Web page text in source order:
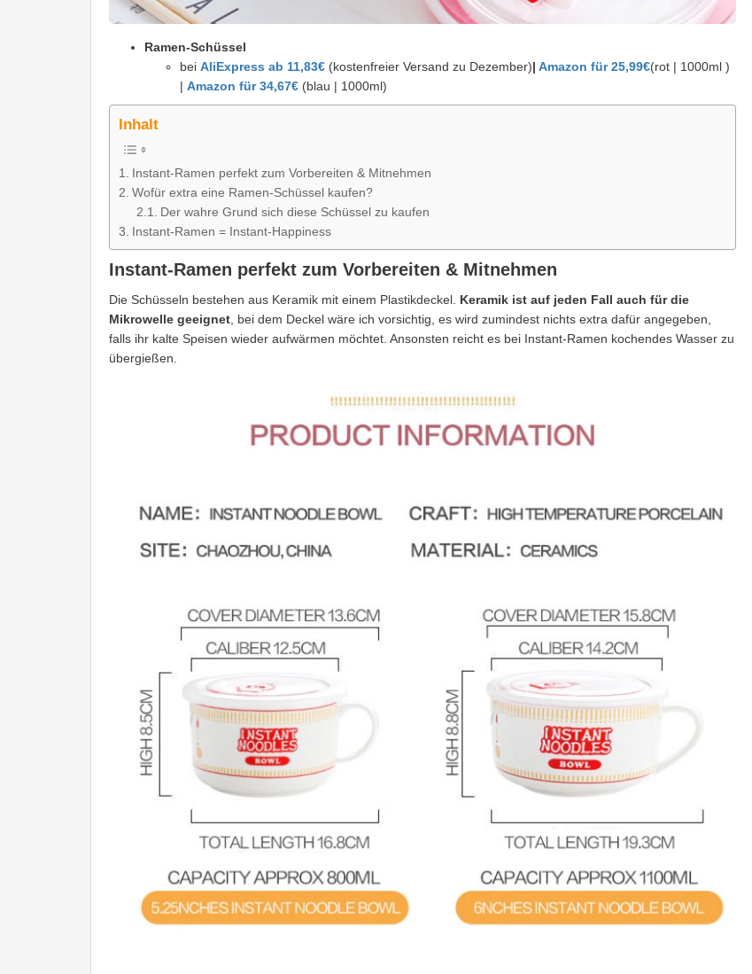
Ramen-Schüssel
bei AliExpress ab 11,83€ (kostenfreier Versand zu Dezember)| Amazon für 25,99€(rot | 1000ml )
| Amazon für 34,67€ (blau | 1000ml)
Inhalt
Instant-Ramen perfekt zum Vorbereiten & Mitnehmen
Wofür extra eine Ramen-Schüssel kaufen?
Der wahre Grund sich diese Schüssel zu kaufen
Instant-Ramen = Instant-Happiness
Instant-Ramen perfekt zum Vorbereiten & Mitnehmen
Die Schüsseln bestehen aus Keramik mit einem Plastikdeckel. Keramik ist auf jeden Fall auch für die
Mikrowelle geeignet, bei dem Deckel wäre ich vorsichtig, es wird zumindest nichts extra dafür angegeben,
falls ihr kalte Speisen wieder aufwärmen möchtet. Ansonsten reicht es bei Instant-Ramen kochendes Wasser zu
übergießen.